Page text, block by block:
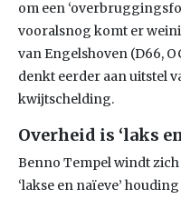
om een
vooralsnog komt er
van Engelshoven (D66,
denkt eerder aan uitstel
kwijtschelding.
Overheid is ‘laks
Benno Tempel windt
‘lakse en naïeve’